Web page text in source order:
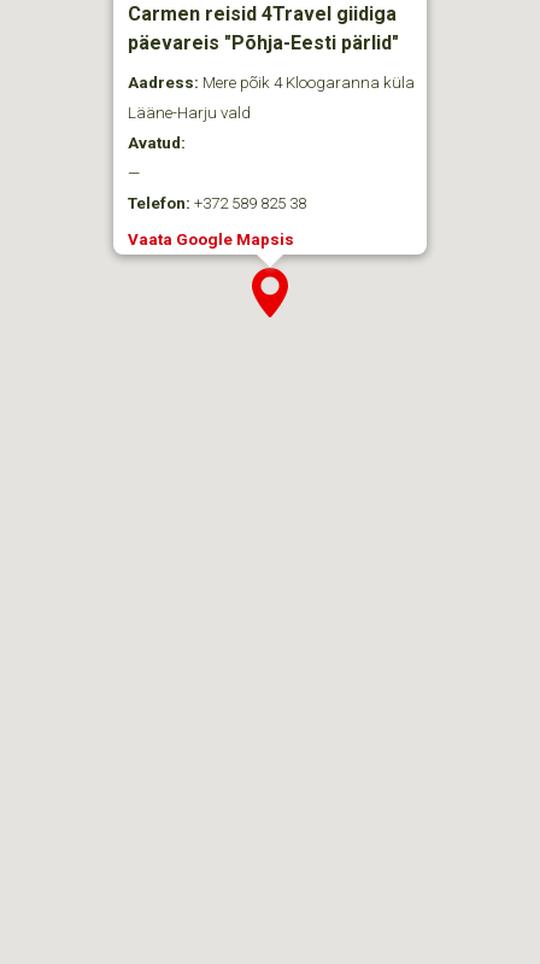
Carmen reisid 4Travel giidiga
päevareis "Põhja-Eesti pärlid"
Aadress: Mere põik 4 Kloogaranna küla
Lääne-Harju vald
Avatud:
—
Telefon: +372 589 825 38
Vaata Google Mapsis